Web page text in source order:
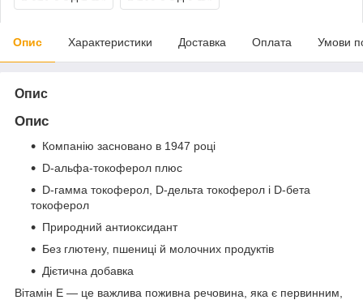
Опис Характеристики Доставка Оплата Умови
Опис
Опис
Компанію засновано в 1947 році
D-альфа-токоферол плюс
D-гамма токоферол, D-дельта токоферол і D-бета
токоферол
Природний антиоксидант
Без глютену, пшениці й молочних продуктів
Дієтична добавка
Вітамін E — це важлива поживна речовина, яка є первинним,